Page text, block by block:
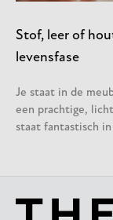
Stof, leer of
levensfase
Je staat in de
een prachtige,
staat fantastisch in